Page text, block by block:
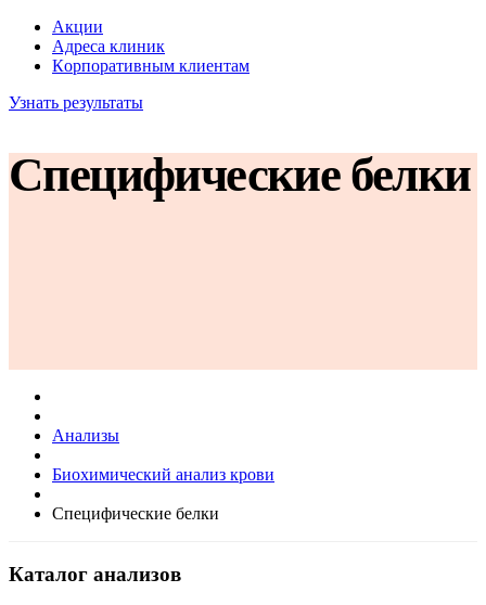
Акции
Адреса клиник
Кoрпоративным клиентам
Узнать результаты
Специфические белки
Анализы
Биохимический анализ крови
Специфические белки
Каталог анализов